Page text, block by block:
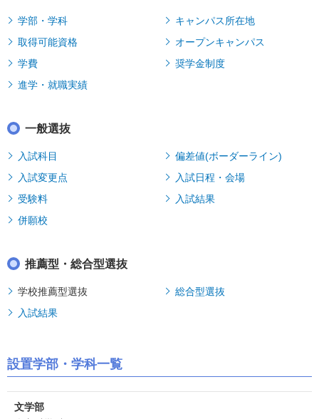
学部・学科
キャンパス所在地
取得可能資格
オープンキャンパス
学費
奨学金制度
進学・就職実績
一般選抜
入試科目
偏差値(ボーダーライン)
入試変更点
入試日程・会場
受験料
入試結果
併願校
推薦型・総合型選抜
学校推薦型選抜
総合型選抜
入試結果
設置学部・学科一覧
文学部